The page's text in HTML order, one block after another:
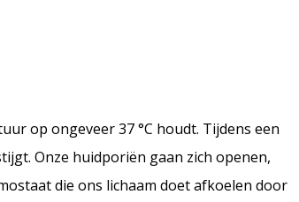
op ongeveer 37 °C houdt. Tijdens een
Onze huidporiën gaan zich openen,
die ons lichaam doet afkoelen door